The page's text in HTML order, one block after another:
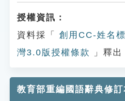
授權資訊：
資料採「
創用CC-姓名
灣3.0版授權條款
」釋出
教育部重編國語辭典修訂